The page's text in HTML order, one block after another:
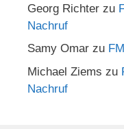
Georg Richter zu
Nachruf
Samy Omar zu
Michael Ziems zu
Nachruf